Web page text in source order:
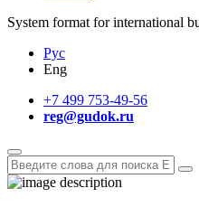
System format for international
Рус
Eng
+7 499 753-49-56
reg@gudok.ru